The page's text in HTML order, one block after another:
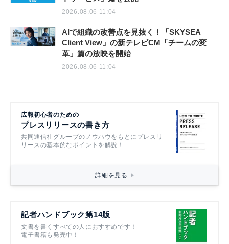
2026.08.06 11:04
AIで組織の改善点を見抜く！「SKYSEA
Client View」の新テレビCM「チームの変
革」篇の放映を開始
2026.08.06 11:04
広報初心者のための
プレスリリースの書き方
共同通信社グループのノウハウをもとにプレスリ
リースの基本的なポイントを解説！
詳細を見る
記者ハンドブック第14版
文書を書くすべての人におすすめです！
電子書籍も発売中！